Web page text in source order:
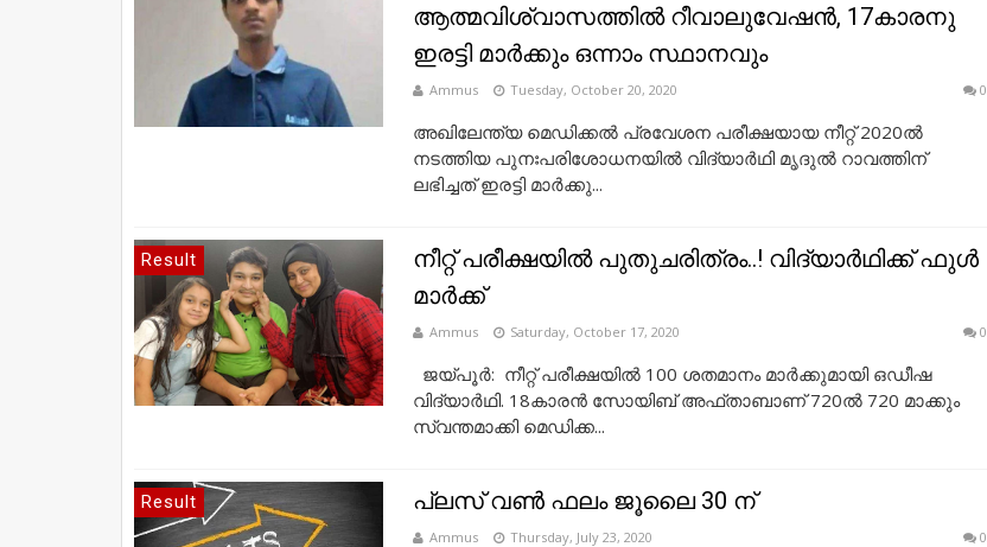
ആത്മവിശ്വാസത്തില്‍ റീവാലുവേഷന്‍, 17കാരനു
ഇരട്ടി മാര്‍ക്കും ഒന്നാം സ്ഥാനവും
Ammus Tuesday, October 20, 2020 0
അഖിലേന്ത്യ മെഡിക്കല്‍ പ്രവേശന പരീക്ഷയായ നീറ്റ് 2020ല്‍
നടത്തിയ പുനഃപരിശോധനയില്‍ വിദ്യാര്‍ഥി മൃദുല്‍ റാവത്തിന്
ലഭിച്ചത് ഇരട്ടി മാര്‍ക്കു...
Result
നീറ്റ് പരീക്ഷയില്‍ പുതുചരിത്രം..! വിദ്യാര്‍ഥിക്ക് ഫുള്‍
മാര്‍ക്ക്
Ammus Saturday, October 17, 2020 0
ജയ്പൂര്‍: നീറ്റ് പരീക്ഷയില്‍ 100 ശതമാനം മാര്‍ക്കുമായി ഒഡീഷ
വിദ്യാര്‍ഥി. 18കാരന്‍ സോയിബ് അഫ്താബാണ് 720ല്‍ 720 മാക്കും
സ്വന്തമാക്കി മെഡിക്ക...
Result പ്ലസ് വൺ ഫലം ജൂലൈ 30 ന്
Ammus Thursday, July 23, 2020 0